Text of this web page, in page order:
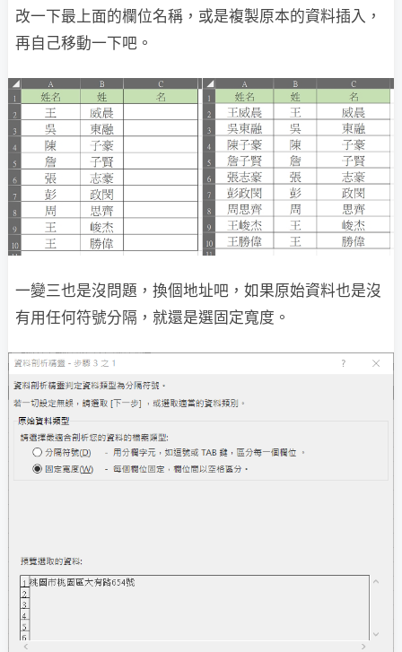
改一下最上面的欄位名稱，或是複製原本的資料插入，
再自己移動一下吧。
一變三也是沒問題，換個地址吧，如果原始資料也是沒
有用任何符號分隔，就還是選固定寬度。